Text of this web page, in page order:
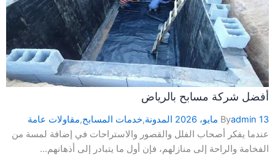
أفضل شركة مسابح بالرياض
Byadmin 13 مايو، 2026 المدونة,خدمات المسابح,مقاولات عامة
عندما يفكر أصحاب الفلل والقصور والاستراحات في إضافة لمسة من
الفخامة والراحة إلى منازلهم، فإن أول ما يتبادر إلى أذهانهم...